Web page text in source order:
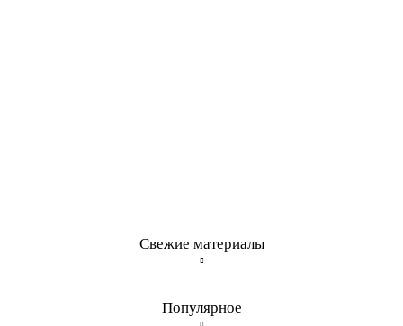
Свежие материалы
Популярное